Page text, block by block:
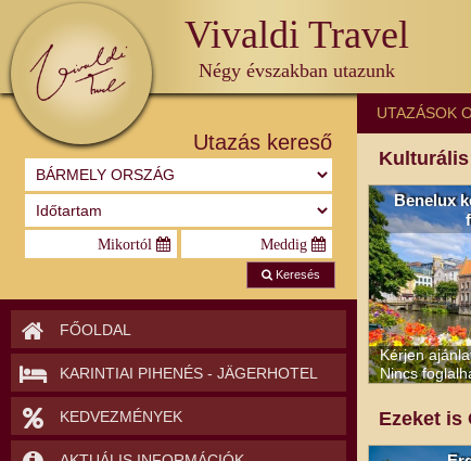
Vivaldi Travel
Négy évszakban utazunk
Utazás kereső
Keresés
FŐOLDAL
KARINTIAI PIHENÉS - JÄGERHOTEL
KEDVEZMÉNYEK
UTAZÁSOK
Benelux
Kérjen
Nincs
Ezeket is